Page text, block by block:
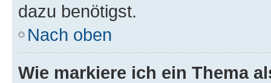
dazu benötigst.
Nach oben
Wie markiere ich ein Thema